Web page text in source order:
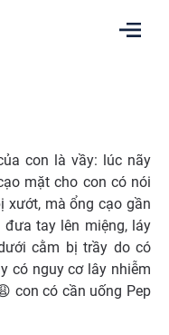
con là vầy: lúc nãy
mặt cho con có nói
xướt, mà ổng cạo gần
tay lên miệng, láy
cằm bị trầy do có
có nguy cơ lây nhiễm
con có cần uống Pep